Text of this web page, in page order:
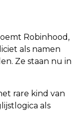
Robinhood,
als namen
Ze staan nu in
rare kind van
als